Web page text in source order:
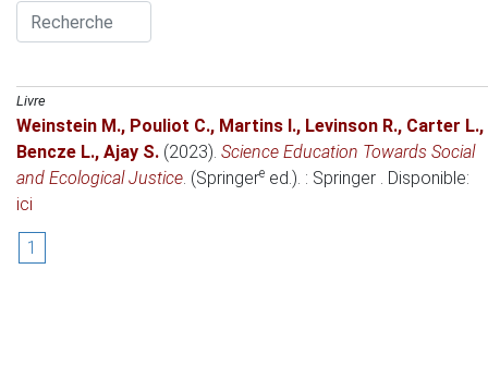
Livre
Weinstein M., Pouliot C., Martins I., Levinson R., Carter L.,
Bencze L., Ajay S. (2023). Science Education Towards Social
and Ecological Justice. (Springere ed.). : Springer . Disponible:
ici
1